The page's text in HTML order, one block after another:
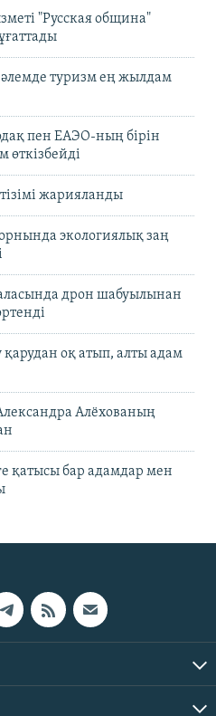
"Русская община"
туризм ең жылдам
пен ЕАЭО-ның бірін
жарияланды
экологиялық заң
дрон шабуылынан
қарудан оқ атып, алты адам
Алёхованың
қатысы бар адамдар мен